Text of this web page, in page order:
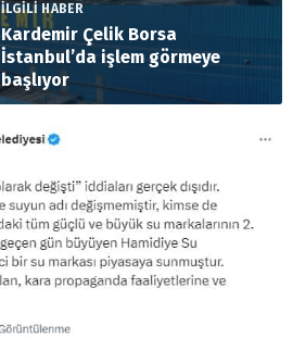
İLGİLİ HABER
Kardemir Çelik Borsa
İstanbul’da işlem görmeye
başlıyor